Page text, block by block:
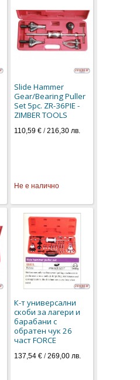
Slide Hammer
Gear/Bearing Puller
Set 5pc. ZR-36PIE -
ZIMBER TOOLS
110,59 €/216,30 лв.
Не е налично
К-т универсални
скоби за лагери и
барабани с
обратен чук 26
част FORCE
137,54 €/269,00 лв.